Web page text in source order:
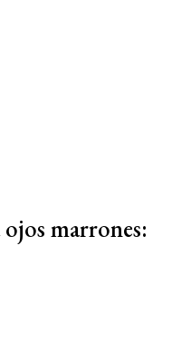
marrones: